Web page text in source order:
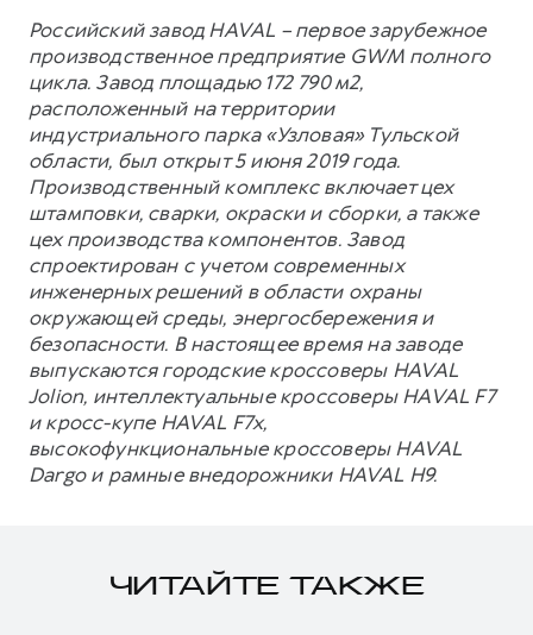
Российский завод HAVAL – первое зарубежное
производственное предприятие GWM полного
цикла. Завод площадью 172 790 м2,
расположенный на территории
индустриального парка «Узловая» Тульской
области, был открыт 5 июня 2019 года.
Производственный комплекс включает цех
штамповки, сварки, окраски и сборки, а также
цех производства компонентов. Завод
спроектирован с учетом современных
инженерных решений в области охраны
окружающей среды, энергосбережения и
безопасности. В настоящее время на заводе
выпускаются городские кроссоверы HAVAL
Jolion, интеллектуальные кроссоверы HAVAL F7
и кросс-купе HAVAL F7x,
высокофункциональные кроссоверы HAVAL
Dargo и рамные внедорожники HAVAL H9.
ЧИТАЙТЕ ТАКЖЕ